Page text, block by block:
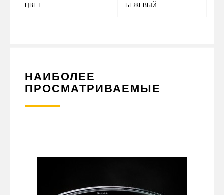
ЦВЕТ БЕЖЕВЫЙ
НАИБОЛЕЕ
ПРОСМАТРИВАЕМЫЕ